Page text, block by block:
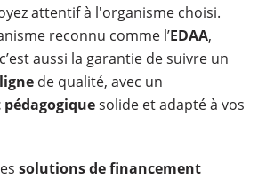
attentif à l'organisme choisi.
reconnu comme l’EDAA,
aussi la garantie de suivre un
de qualité, avec un
solide et adapté à vos
solutions de financement